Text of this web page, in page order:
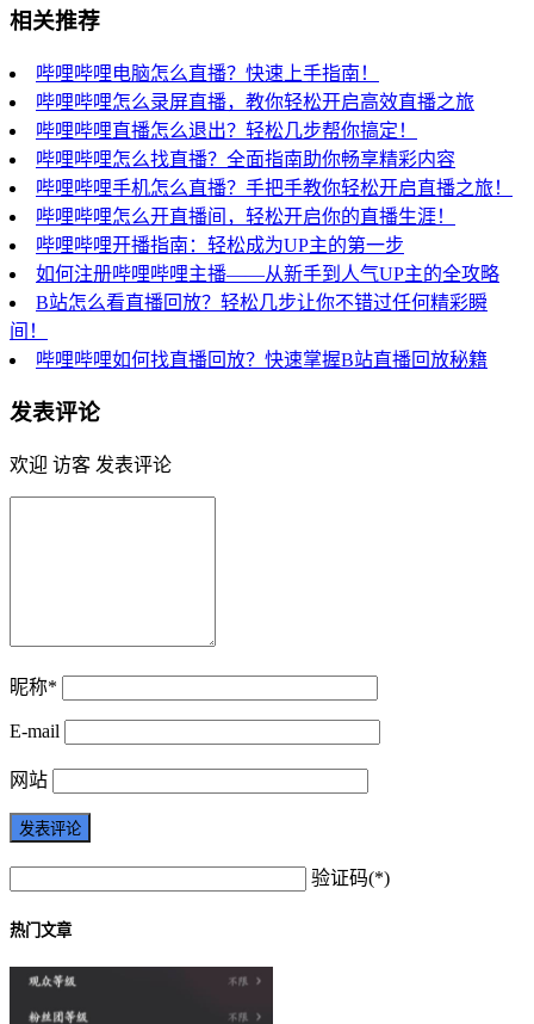
相关推荐
哔哩哔哩电脑怎么直播？快速上手指南！
哔哩哔哩怎么录屏直播，教你轻松开启高效直播之旅
哔哩哔哩直播怎么退出？轻松几步帮你搞定！
哔哩哔哩怎么找直播？全面指南助你畅享精彩内容
哔哩哔哩手机怎么直播？手把手教你轻松开启直播之旅！
哔哩哔哩怎么开直播间，轻松开启你的直播生涯！
哔哩哔哩开播指南：轻松成为UP主的第一步
如何注册哔哩哔哩主播——从新手到人气UP主的全攻略
B站怎么看直播回放？轻松几步让你不错过任何精彩瞬
间！
哔哩哔哩如何找直播回放？快速掌握B站直播回放秘籍
发表评论
欢迎 访客 发表评论
昵称*
E-mail
网站
验证码(*)
热门文章